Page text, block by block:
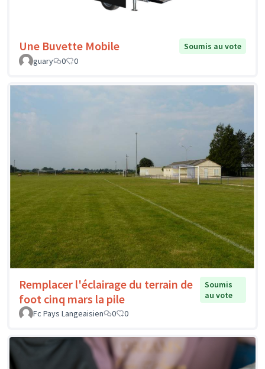
Une Buvette Mobile
Soumis au vote
guary
0 0
Remplacer l'éclairage du terrain de
foot cinq mars la pile
Soumis
au vote
Fc Pays Langeaisien
0 0